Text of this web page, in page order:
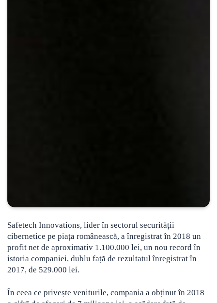
Safetech Innovations, lider în sectorul securității
cibernetice pe piața românească, a înregistrat în 2018 un
profit net de aproximativ 1.100.000 lei, un nou record în
istoria companiei, dublu față de rezultatul înregistrat în
2017, de 529.000 lei.
În ceea ce privește veniturile, compania a obținut în 2018